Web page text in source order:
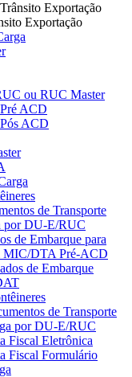
Exportação
Exportação
ou RUC Master
ACD
ACD
de Transporte
por DU-E/RUC
de Embarque para
MIC/DTA Pré-ACD
de Embarque
de Transporte
por DU-E/RUC
Fiscal Eletrônica
Fiscal Formulário